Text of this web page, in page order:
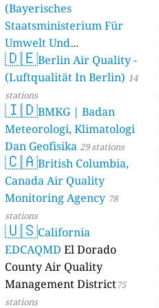
(Bayerisches
Staatsministerium Für
Umwelt Und
Verbraucherschutz) - LfU
46 stations
🇩🇪Berlin Air Quality -
(Luftqualität In Berlin) 14
stations
🇮🇩BMKG | Badan
Meteorologi, Klimatologi
Dan Geofisika 29 stations
🇨🇦British Columbia,
Canada Air Quality
Monitoring Agency 78
stations
🇺🇸California
EDCAQMD El Dorado
County Air Quality
Management District75
stations